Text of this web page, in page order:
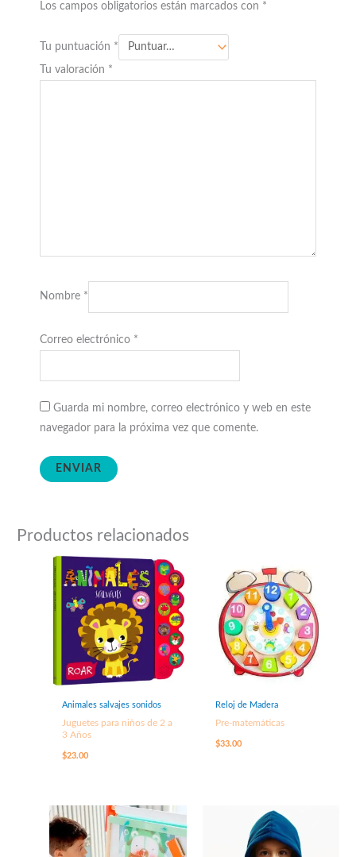
Los campos obligatorios están marcados con *
Tu puntuación *
Tu valoración *
Nombre *
Correo electrónico *
Guarda mi nombre, correo electrónico y web en este
navegador para la próxima vez que comente.
Productos relacionados
Animales salvajes sonidos
Juguetes para niños de 2 a
3 Años
$23.00
Reloj de Madera
Pre-matemáticas
$33.00